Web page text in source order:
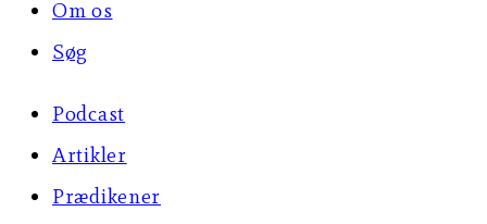
Om os
Søg
Podcast
Artikler
Prædikener